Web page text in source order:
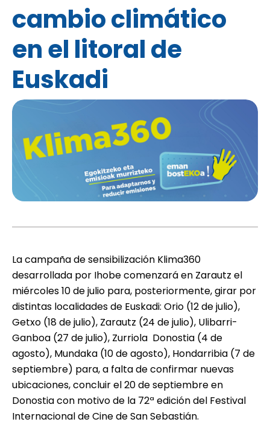
cambio climático
en el litoral de
Euskadi
La campaña de sensibilización Klima360
desarrollada por Ihobe comenzará en Zarautz el
miércoles 10 de julio para, posteriormente, girar por
distintas localidades de Euskadi: Orio (12 de julio),
Getxo (18 de julio), Zarautz (24 de julio), Ulibarri-
Ganboa (27 de julio), Zurriola  Donostia (4 de
agosto), Mundaka (10 de agosto), Hondarribia (7 de
septiembre) para, a falta de confirmar nuevas
ubicaciones, concluir el 20 de septiembre en
Donostia con motivo de la 72ª edición del Festival
Internacional de Cine de San Sebastián.